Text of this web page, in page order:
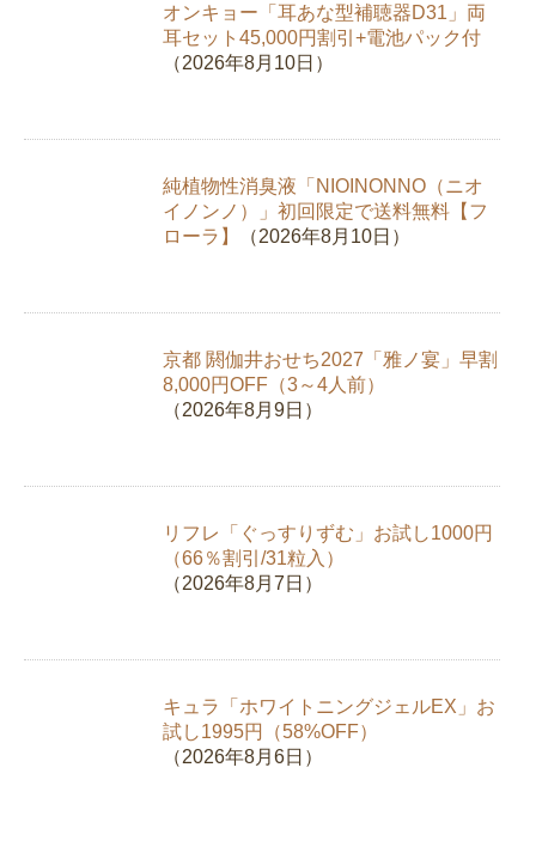
オンキョー「耳あな型補聴器D31」両
耳セット45,000円割引+電池パック付
（2026年8月10日）
純植物性消臭液「NIOINONNO（ニオ
イノンノ）」初回限定で送料無料【フ
ローラ】
（2026年8月10日）
京都 閼伽井おせち2027「雅ノ宴」早割
8,000円OFF（3～4人前）
（2026年8月9日）
リフレ「ぐっすりずむ」お試し1000円
（66％割引/31粒入）
（2026年8月7日）
キュラ「ホワイトニングジェルEX」お
試し1995円（58%OFF）
（2026年8月6日）